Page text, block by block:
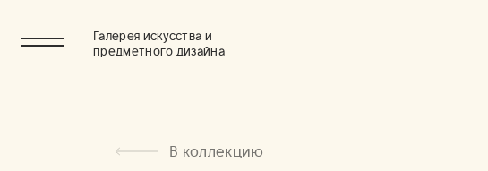
Галерея искусства и
предметного дизайна
В коллекцию